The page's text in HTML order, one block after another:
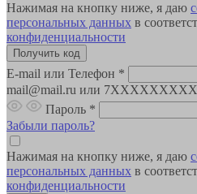
Нажимая на кнопку ниже, я даю
персональных данных в
конфиденциальности
E-mail или Телефон *
mail@mail.ru или
Пароль *
Забыли пароль?
Нажимая на кнопку ниже, я даю
персональных данных в
конфиденциальности